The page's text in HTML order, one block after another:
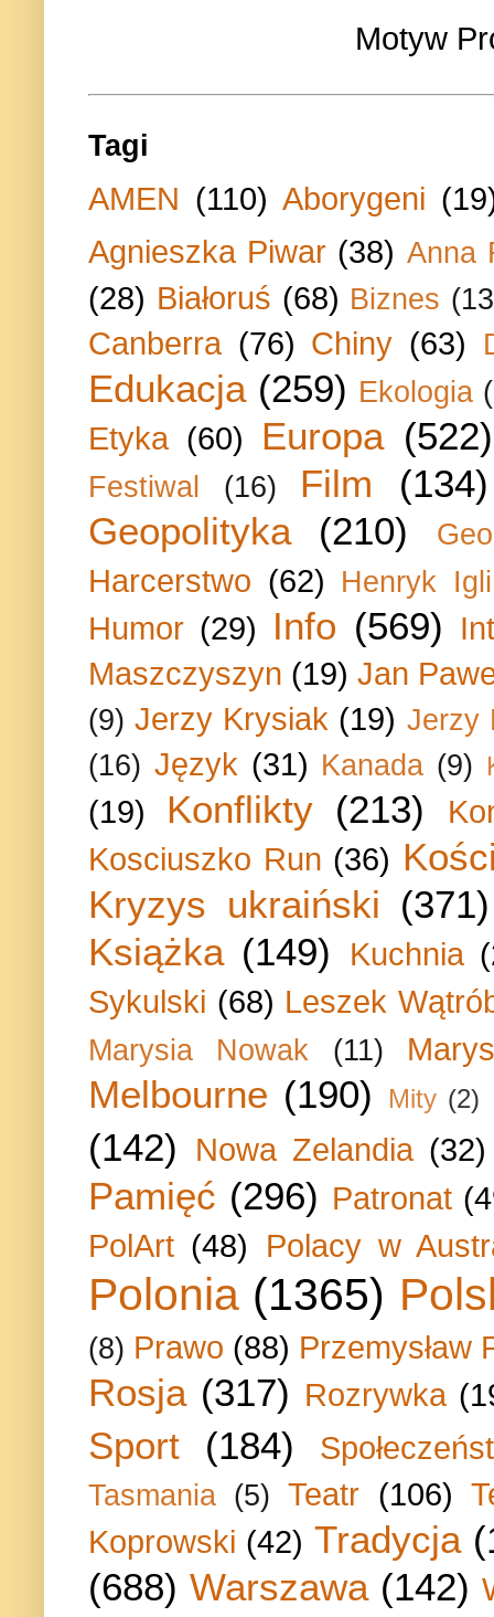
Motyw
Tagi
AMEN (110) Aborygeni
Agnieszka Piwar (38) Anna
(28) Białoruś (68) Biznes
Canberra (76) Chiny (63)
Edukacja (259) Ekologia
Etyka (60) Europa (522)
Festiwal (16) Film
(134)
Geopolityka
(210)
Harcerstwo (62) Henryk
Humor (29) Info (569)
Maszczyszyn (19) Jan
(9) Jerzy Krysiak (19) Jerzy
(16) Język (31) Kanada (9)
(19) Konflikty (213)
Kosciuszko Run (36)
Kryzys ukraiński (371)
Książka (149) Kuchnia
Sykulski (68) Leszek
Marysia Nowak (11)
Melbourne (190) Mity (2)
(142) Nowa Zelandia (32)
Pamięć (296) Patronat
PolArt (48) Polacy w
Polonia (1365)
(8) Prawo (88) Przemysław
Rosja (317) Rozrywka
Sport (184)
Tasmania (5) Teatr (106)
Koprowski (42) Tradycja
(688) Warszawa (142)